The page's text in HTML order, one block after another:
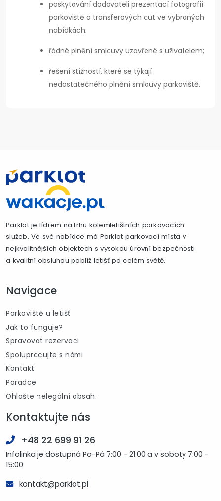
poskytování dodavateli prezentací fotografií
parkoviště a transferových aut ve vybraných
nabídkách;
řádné plnění smlouvy uzavřené s uživatelem;
řešení stížností, které se týkají
nedostatečného plnění smlouvy parkoviště.
Parklot je lídrem na trhu kolemletištních parkovacích
služeb. Ve své nabídce má Parklot parkovací místa v
nejkvalitnějších objektech s vysokou úrovní bezpečnosti
a kvalitní obsluhou poblíž letišť po celém světě.
Navigace
Parkoviště u letišť
Jak to funguje?
Spravovat rezervaci
Spolupracujte s námi
Kontakt
Poradce
Ohlašte nelegální obsah.
Kontaktujte nás
+48 22 699 91 26
Infolinka je dostupná Po-Pá 7:00 - 21:00 a v soboty 7:00 -
15:00
kontakt@parklot.pl